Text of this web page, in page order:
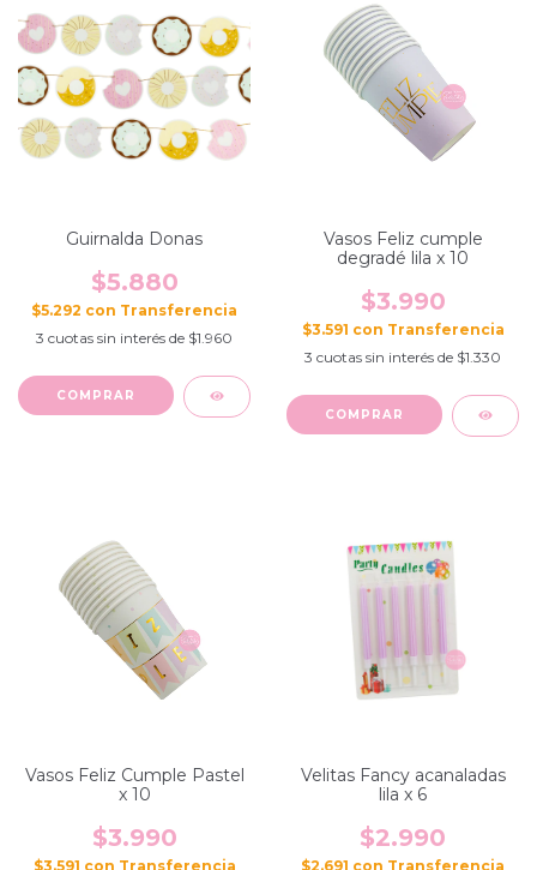
Guirnalda Donas
$5.880
$5.292 con
3 cuotas sin interés de $1.960
Vasos Feliz cumple
degradé lila x 10
$3.990
$3.591 con
3 cuotas sin interés de $1.330
Vasos Feliz Cumple Pastel
x 10
$3.990
$3.591 con
Velitas Fancy acanaladas
lila x 6
$2.990
$2.691 con